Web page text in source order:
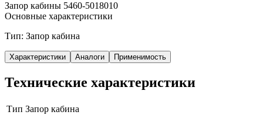
Запор кабины 5460-5018010
Основные характеристики
Тип: Запор кабина
Характеристики Аналоги Применимость
Технические характеристики
Тип Запор кабина